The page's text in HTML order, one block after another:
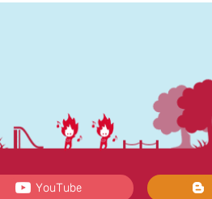
YouTube